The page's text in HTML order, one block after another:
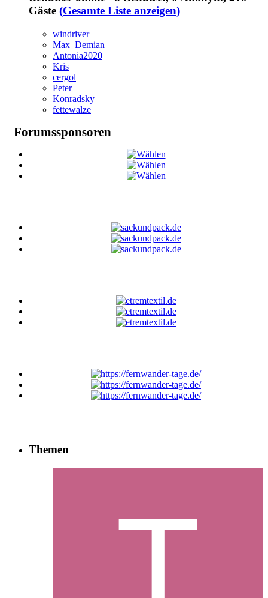
Gäste (Gesamte Liste anzeigen)
windriver
Max_Demian
Antonia2020
Kris
cergol
Peter
Konradsky
fettewalze
Forumssponsoren
Themen